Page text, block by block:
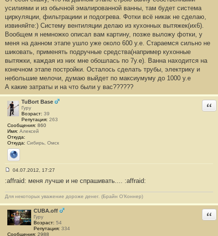
усилиями и из обычной эмалированной ванны, там будет система
циркуляции, фильтрациии и подогрева. Фотки всё никак не сделаю,
извиняйте:) Систему вентиляции делаю из кухонных вытяжек(их6).
Вообщем я немножко описал вам картину, позже выложу фотки, у
меня на данном этапе ушло уже около 600 у.е. Стараемся сильно не
шиковать, применять подручные средства(например кухонные
вытяжки, каждая из них мне обошлась по 7у.е). Ванна находится на
конечном этапе постройки. Осталось сделать трубы, электрику и
небольшие мелочи, думаю выйдет по максиумуму до 1000 у.е
А какие затраты и на что были у вас??????
TuBort Base
Гуру
Возраст: 39
Репутация: 263
Сообщения: 860
Имя: Алексей
Откуда:
Откуда: Сибирь, Омск
Сайт
о
б
щ
е
н
и
е
#
2
04.07.2012, 17:27
:affraid: меня лучше и не спрашивать.... :affraid:
Для некоторых уважение дороже денег. (Брайн О’Коннер)
CUBA.off
Гуру
Возраст: 54
Репутация: 334
Сообщения: 2988